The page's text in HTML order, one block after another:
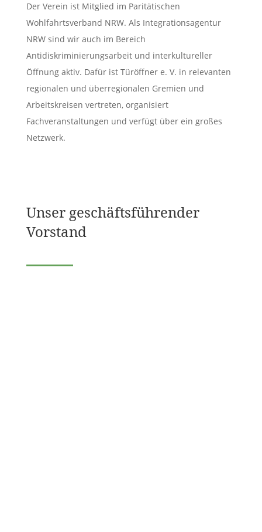
Der Verein ist Mitglied im Paritätischen
Wohlfahrtsverband NRW. Als Integrationsagentur
NRW sind wir auch im Bereich
Antidiskriminierungsarbeit und interkultureller
Öffnung aktiv. Dafür ist Türöffner e. V. in relevanten
regionalen und überregionalen Gremien und
Arbeitskreisen vertreten, organisiert
Fachveranstaltungen und verfügt über ein großes
Netzwerk.
Unser geschäftsführender
Vorstand